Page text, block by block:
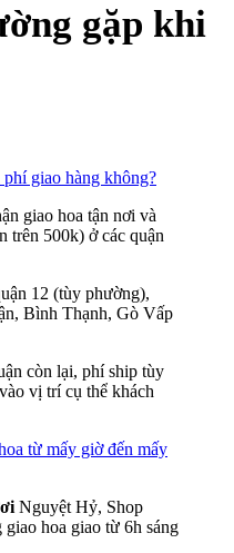
gặp khi
giao hàng không?
giao hoa tận nơi và
trên 500k) ở các quận
12 (tùy phường),
Bình Thạnh, Gò Vấp
còn lại, phí ship tùy
vị trí cụ thể khách
từ mấy giờ đến mấy
Nguyệt Hỷ, Shop
hoa giao từ 6h sáng